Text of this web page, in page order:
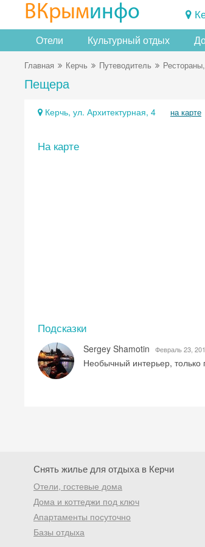
ВКрыминфо
Отели Культурный отдых
Главная Керчь Путеводитель
Пещера
Керчь, ул. Архитектурная, 4 на карте
На карте
Подсказки
Sergey Shamotin Февраль 23,
Необычный интерьер, только
Снять жилье для отдыха в Керчи
Отели, гостевые дома
Дома и коттеджи под ключ
Апартаменты посуточно
Базы отдыха